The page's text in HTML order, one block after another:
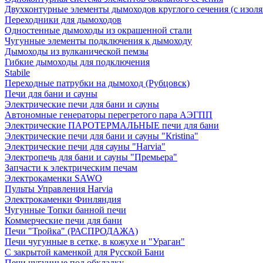
Двухконтурные элементы дымоходов круглого сечения (с
Переходники для дымоходов
Одностенные дымоходы из окрашенной стали
Чугунные элементы подключения к дымоходу
Дымоходы из вулканической пемзы
Гибкие дымоходы для подключения
Stabile
Переходные патрубки на дымоход (Рубцовск)
Печи для бани и сауны
Электрические печи для бани и сауны
Автономные генераторы перегретого пара АЭГПП
Электрические ПАРОТЕРМАЛЬНЫЕ печи для бани
Электрические печи для бани и сауны "Кristina"
Электрические печи для сауны "Harvia"
Электропечь для бани и сауны "Премьера"
Запчасти к электрическим печам
Электрокаменки SAWO
Пульты Управления Harvia
Электрокаменки Финляндия
Чугунные Топки банной печи
Коммерческие печи для бани
Печи "Тройка" (РАСПРОДАЖА)
Печи чугунные в сетке, в кожухе и "Ураган"
С закрытой каменкой для Русской Бани